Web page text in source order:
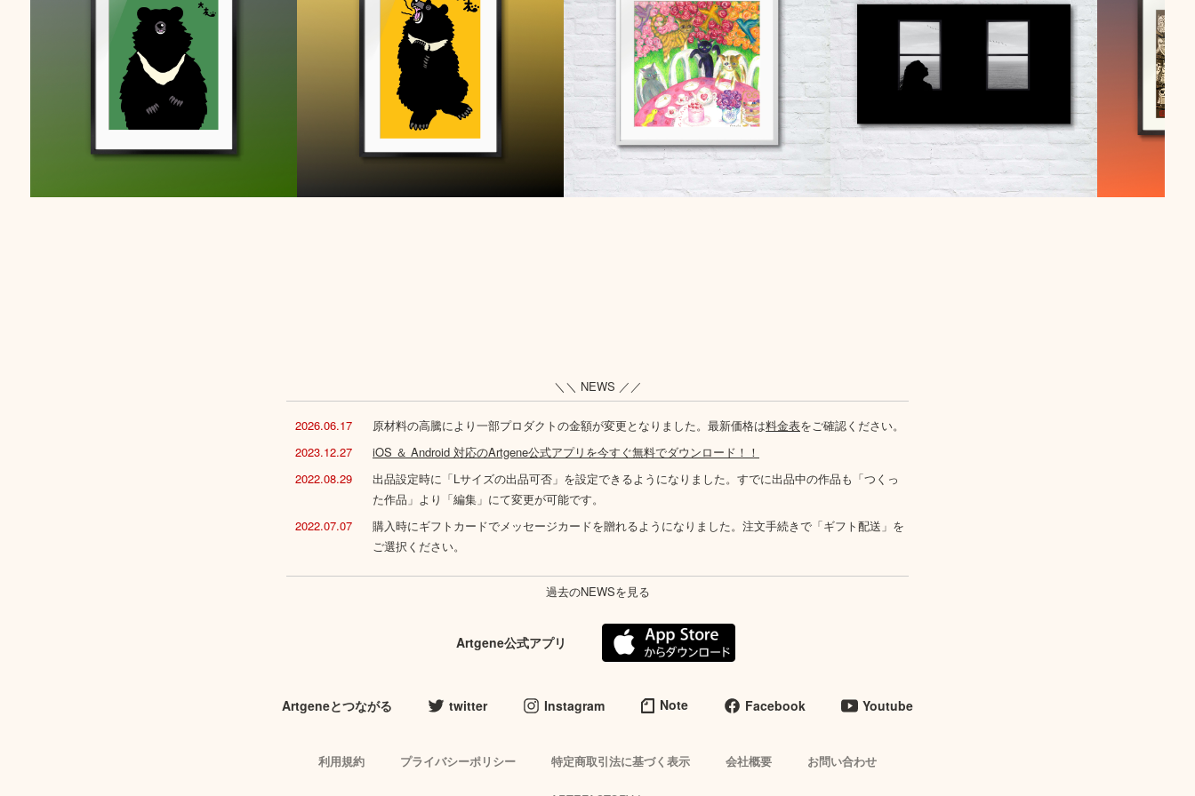
＼＼ NEWS ／／
2026.06.17 原材料の高騰により一部プロダクトの金額が変更となりました。最新価格は料金表をご確認ください。
2023.12.27
iOS ＆ Android 対応のArtgene公式アプリを今すぐ無料でダウンロード！！
2022.08.29
出品設定時に「Lサイズの出品可否」を設定できるようになりました。すでに出品中の作品も「つくっ
た作品」より「編集」にて変更が可能です。
2022.07.07
購入時にギフトカードでメッセージカードを贈れるようになりました。注文手続きで「ギフト配送」を
ご選択ください。
過去のNEWSを見る
Artgene公式アプリ
Artgeneとつながる twitter Instagram Note Facebook Youtube
利用規約 プライバシーポリシー 特定商取引法に基づく表示 会社概要 お問い合わせ